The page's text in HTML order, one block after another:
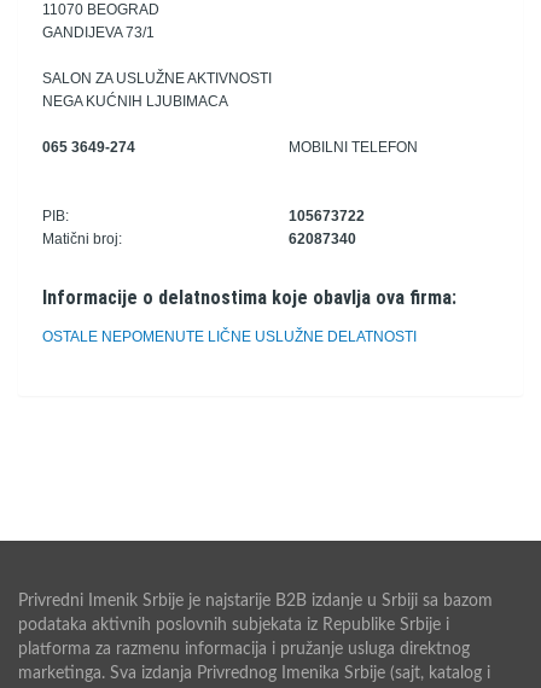
11070 BEOGRAD
GANDIJEVA 73/1
SALON ZA USLUŽNE AKTIVNOSTI
NEGA KUĆNIH LJUBIMACA
065 3649-274 MOBILNI TELEFON
PIB:
105673722
Matični broj:
62087340
Informacije o delatnostima koje obavlja ova firma:
OSTALE NEPOMENUTE LIČNE USLUŽNE DELATNOSTI
Privredni Imenik Srbije je najstarije B2B izdanje u Srbiji sa bazom
podataka aktivnih poslovnih subjekata iz Republike Srbije i
platforma za razmenu informacija i pružanje usluga direktnog
marketinga. Sva izdanja Privrednog Imenika Srbije (sajt, katalog i